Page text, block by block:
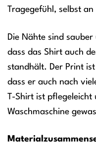
Tragegefühl, selbst
Die Nähte sind
dass das Shirt auch
standhält. Der Print
dass er auch nach
T-Shirt ist pflegeleicht
Waschmaschine